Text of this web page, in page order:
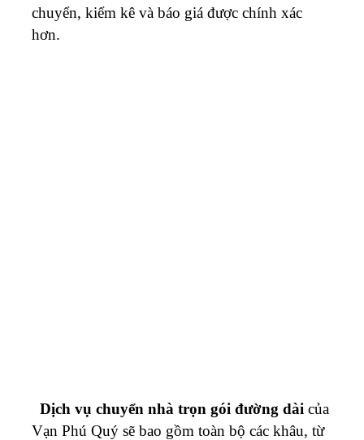
chuyển, kiểm kê và báo giá được chính xác
hơn.
Dịch vụ chuyển nhà trọn gói đường dài của
Vạn Phú Quý sẽ bao gồm toàn bộ các khâu, từ